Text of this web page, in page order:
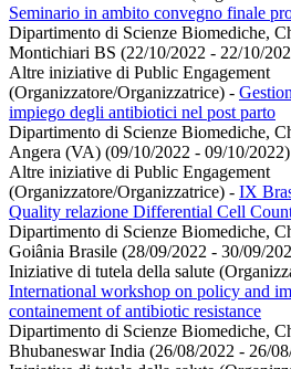
Seminario in ambito convegno finale
Dipartimento di Scienze Biomediche,
Montichiari BS (22/10/2022 - 22/10/
Altre iniziative di Public Engagement
(Organizzatore/Organizzatrice) -
impiego degli antibiotici nel post parto
Dipartimento di Scienze Biomediche,
Angera (VA) (09/10/2022 - 09/10/2022)
Altre iniziative di Public Engagement
(Organizzatore/Organizzatrice) - IX
Quality relazione Differential Cell
Dipartimento di Scienze Biomediche,
Goiânia Brasile (28/09/2022 - 30/09/
Iniziative di tutela della salute
International workshop on policy and
containement of antibiotic resistance
Dipartimento di Scienze Biomediche,
Bhubaneswar India (26/08/2022 - 26/